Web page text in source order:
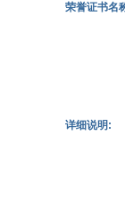
荣誉证书名
详细说明: